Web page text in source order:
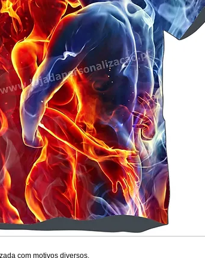
com motivos diversos.